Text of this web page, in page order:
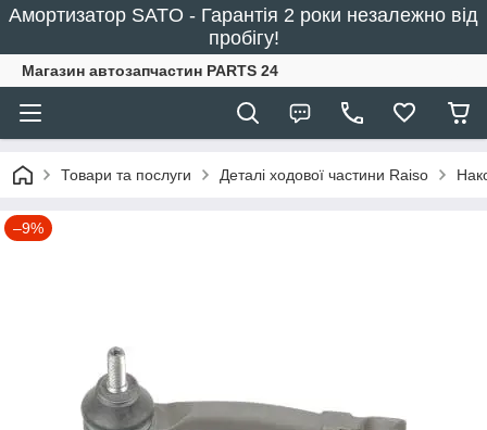
Амортизатор SATO - Гарантія 2 роки незалежно від
пробігу!
Магазин автозапчастин PARTS 24
Товари та послуги Деталі ходової частини Raiso
–9%